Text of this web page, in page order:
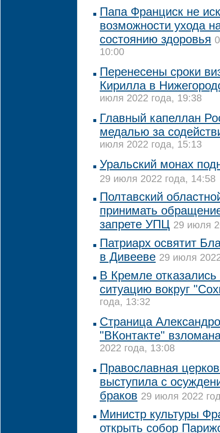
Папа Франциск не
возможности ухода
состоянию здоровья
10:00
Перенесены сроки
Кирилла в
июля 2022 года, 19:38
Главный капеллан
медалью за
июля 2022 года, 15:13
Уральский монах
29 июля 2022 года, 14:58
Полтавский
принимать
запрете УПЦ 29 июля
Патриарх освятит
в Дивееве 29 июля
В Кремле
ситуацию вокруг
года, 13:32
Страница
"ВКонтакте"
2022 года, 13:08
Православная
выступила с
браков 29 июля 2022
Министр культуры
открыть собор